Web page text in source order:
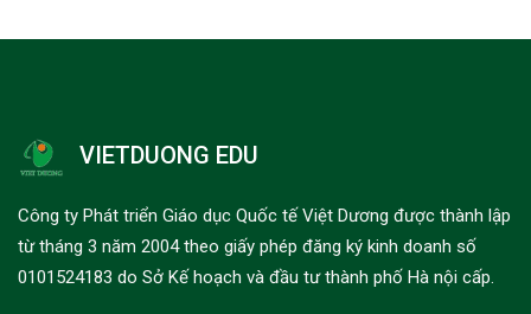
VIETDUONG EDU
Công ty Phát triển Giáo dục Quốc tế Việt Dương được thành lập
từ tháng 3 năm 2004 theo giấy phép đăng ký kinh doanh số
0101524183 do Sở Kế hoạch và đầu tư thành phố Hà nội cấp.